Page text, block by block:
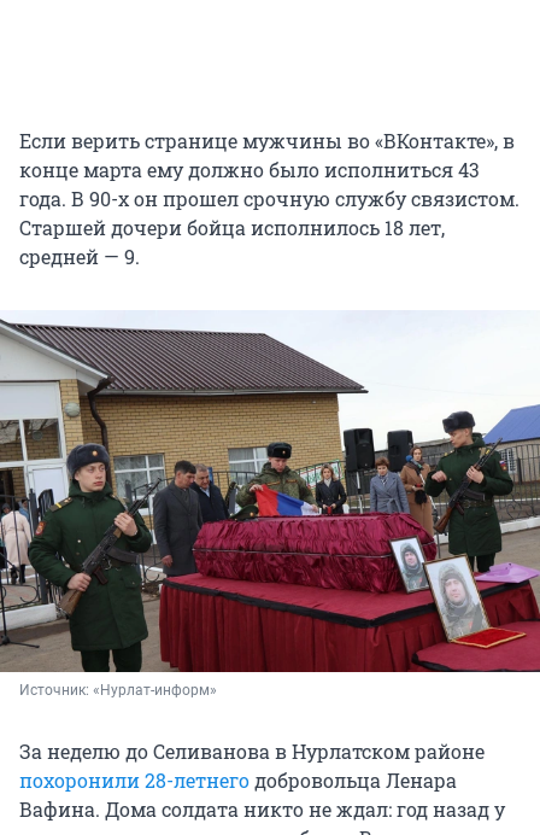
Если верить странице мужчины во «ВКонтакте», в
конце марта ему должно было исполниться 43
года. В 90-х он прошел срочную службу связистом.
Старшей дочери бойца исполнилось 18 лет,
средней — 9.
Источник: «Нурлат-информ»
За неделю до Селиванова в Нурлатском районе
похоронили 28-летнегодобровольца Ленара
Вафина. Дома солдата никто не ждал: год назад у